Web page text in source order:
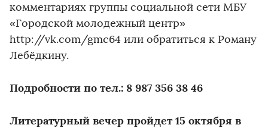
комментариях группы социальной сети МБУ
«Городской молодежный центр»
http://vk.com/gmc64 или обратиться к Роману
Лебёдкину.
Подробности по тел.: 8 987 356 38 46
Литературный вечер пройдет 15 октября в